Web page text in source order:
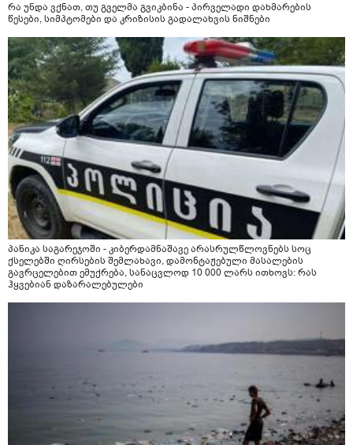
რა უნდა ვქნათ, თუ გველმა გვიკბინა - პირველადი დახმარების
წესები, სიმპტომები და კრიზისის გადალახვის ნიშნები
პანიკა საგარეჯოში - კიბერდამნაშავე არასრულწლოვნებს სოც
ქსელებში ღირსების შემლახავი, დამონტაჟებული მასალების
გავრცელებით ემუქრება, სანაცვლოდ 10 000 ლარს ითხოვს: რას
ჰყვებიან დაზარალებულები